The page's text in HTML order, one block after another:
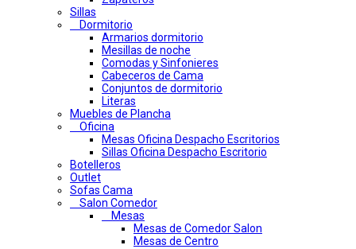
Sillas
Dormitorio
Armarios dormitorio
Mesillas de noche
Comodas y Sinfonieres
Cabeceros de Cama
Conjuntos de dormitorio
Literas
Muebles de Plancha
Oficina
Mesas Oficina Despacho Escritorios
Sillas Oficina Despacho Escritorio
Botelleros
Outlet
Sofas Cama
Salon Comedor
Mesas
Mesas de Comedor Salon
Mesas de Centro